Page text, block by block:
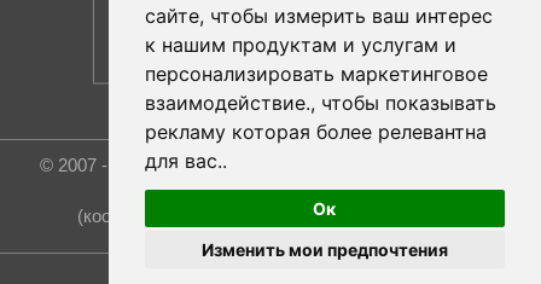
сайте, чтобы измерить ваш интерес
к нашим продуктам и услугам и
персонализировать маркетинговое
взаимодействие., чтобы показывать
рекламу которая более релевантна
для вас..
Ок
Изменить мои предпочтения
© 2007 - 2026 Rost Group & Technology Co., Ltd. All rights
reserved.
(координатор и эксклюзивный представитель)